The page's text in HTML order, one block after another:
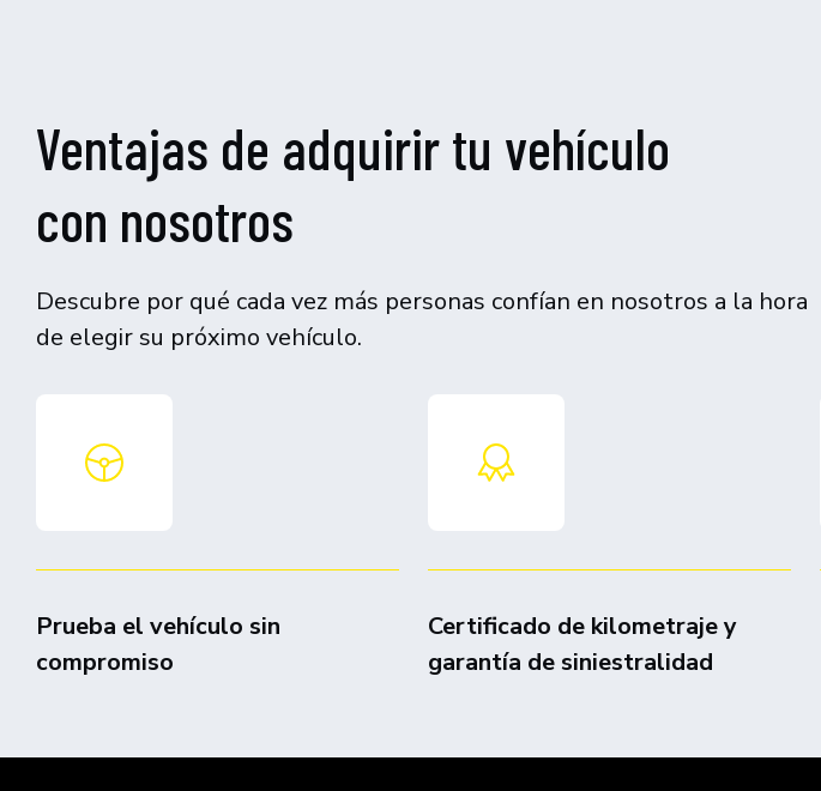
Ventajas de adquirir tu vehículo
con nosotros
Descubre por qué cada vez más personas confían en nosotros a la hora
de elegir su próximo vehículo.
Prueba el vehículo sin
compromiso
Certificado de kilometraje y
garantía de siniestralidad